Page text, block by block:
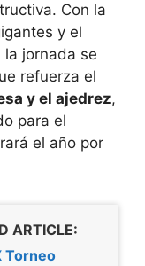
Con la
y el
jornada se
refuerza el
y el ajedrez,
para el
el año por
ARTICLE:
Torneo